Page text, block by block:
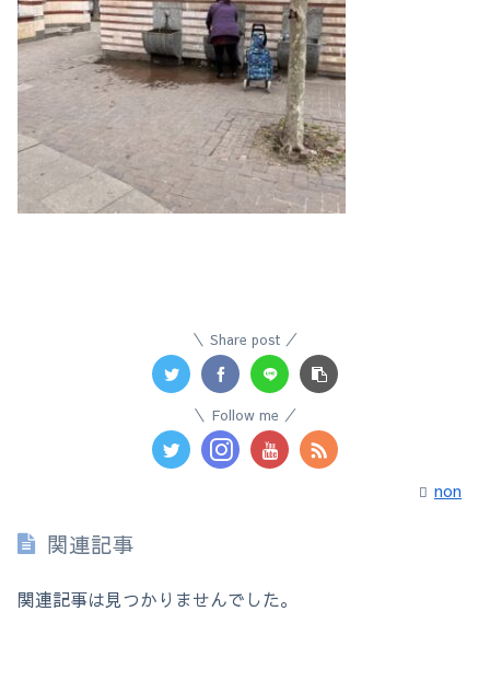
Share post
Follow me
non
関連記事
関連記事は見つかりませんでした。